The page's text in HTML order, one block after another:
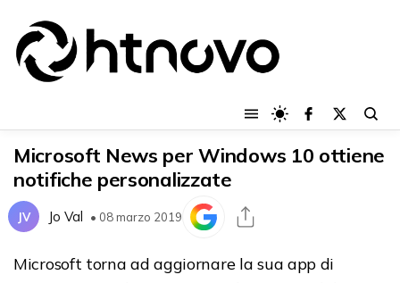
Microsoft News per Windows 10 ottiene
notifiche personalizzate
JV Jo Val • 08 marzo 2019
Microsoft torna ad aggiornare la sua app di